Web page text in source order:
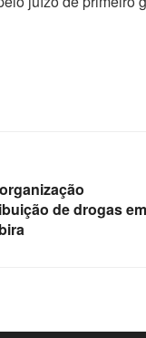
de drogas